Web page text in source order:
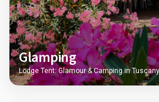
Glamping
Lodge Tent: Glamour & Camping in